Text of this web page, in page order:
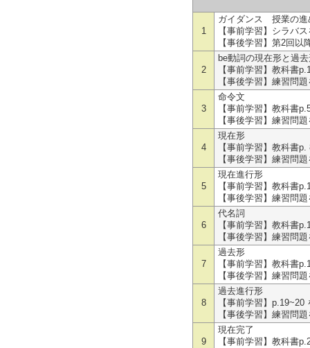
1
ガイダンス 授業の進
【事前学習】シラバ
【事後学習】第2回
2
be動詞の現在形と過
【事前学習】教科書
【事後学習】練習問
3
命令文
【事前学習】教科書
【事後学習】練習問
4
現在形
【事前学習】教科書
【事後学習】練習問
5
現在進行形
【事前学習】教科書
【事後学習】練習問
6
代名詞
【事前学習】教科書
【事後学習】練習問
7
過去形
【事前学習】教科書
【事後学習】練習問
8
過去進行形
【事前学習】
【事後学習】練習問
9
現在完了
【事前学習】教科書